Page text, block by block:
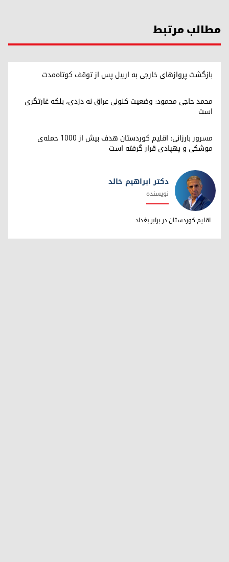
مطالب مرتبط
بازگشت پروازهای خارجی به اربیل پس از توقف کوتاه‌مدت
محمد حاجی محمود: وضعیت کنونی عراق نه دزدی، بلکه غارتگری
است
مسرور بارزانی: اقلیم کوردستان هدف بیش از ۱۰۰۰ حمله‌ی
موشکی و پهپادی قرار گرفته است
دکتر ابراهیم خالد
دکتر ابراهیم خالد
نویسنده
اقلیم کوردستان در برابر بغداد